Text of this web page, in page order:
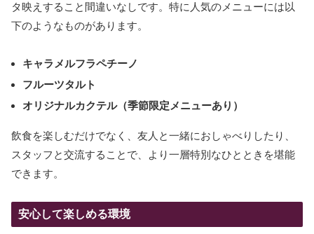
タ映えすること間違いなしです。特に人気のメニューには以
下のようなものがあります。
キャラメルフラペチーノ
フルーツタルト
オリジナルカクテル（季節限定メニューあり）
飲食を楽しむだけでなく、友人と一緒におしゃべりしたり、
スタッフと交流することで、より一層特別なひとときを堪能
できます。
安心して楽しめる環境